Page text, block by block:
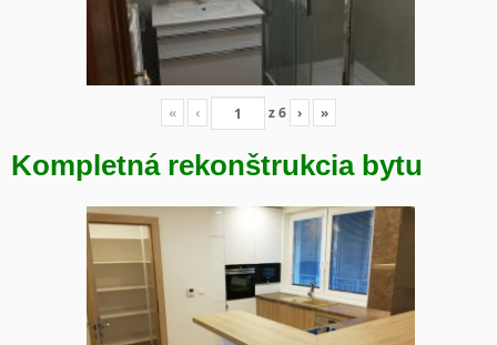
« ‹ z6 › »
Kompletná rekonštrukcia bytu